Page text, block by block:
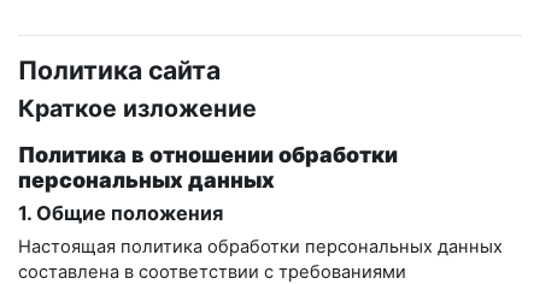
Политика сайта
Краткое изложение
Политика в отношении обработки
персональных данных
1. Общие положения
Настоящая политика обработки персональных данных
составлена в соответствии с требованиями